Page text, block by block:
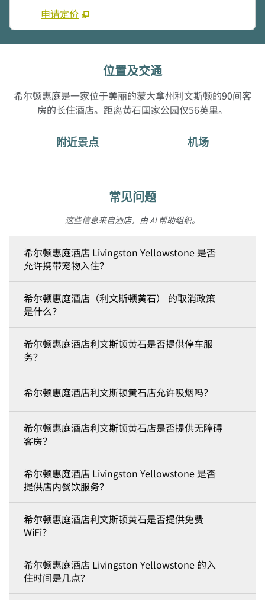
申请定价
位置及交通
希尔顿惠庭是一家位于美丽的蒙大拿州利文斯顿的90间客
房的长住酒店。距离黄石国家公园仅56英里。
附近景点 机场
常见问题
这些信息来自酒店，由 AI 帮助组织。
希尔顿惠庭酒店 Livingston Yellowstone 是否
允许携带宠物入住？
希尔顿惠庭酒店（利文斯顿黄石） 的取消政策
是什么？
希尔顿惠庭酒店利文斯顿黄石是否提供停车服
务？
希尔顿惠庭酒店利文斯顿黄石店允许吸烟吗？
希尔顿惠庭酒店利文斯顿黄石店是否提供无障碍
客房？
希尔顿惠庭酒店 Livingston Yellowstone 是否
提供店内餐饮服务？
希尔顿惠庭酒店利文斯顿黄石是否提供免费
WiFi？
希尔顿惠庭酒店 Livingston Yellowstone 的入
住时间是几点？